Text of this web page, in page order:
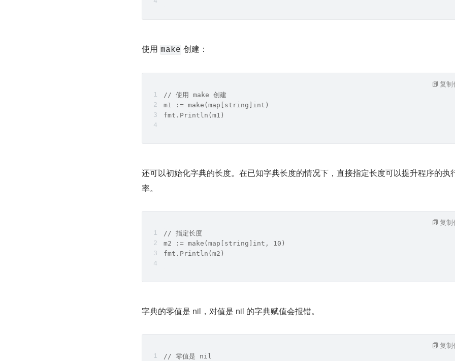
使用 make 创建：
// 使用 make 创建
m1 := make(map[string]int)
fmt.Println(m1)
复制
还可以初始化字典的长度。在已知字典长度的情况下，直接指定长度可以提升程序的执
率。
// 指定长度
m2 := make(map[string]int, 10)
fmt.Println(m2)
复制
字典的零值是 nil，对值是 nil 的字典赋值会报错。
// 零值是 nil
复制